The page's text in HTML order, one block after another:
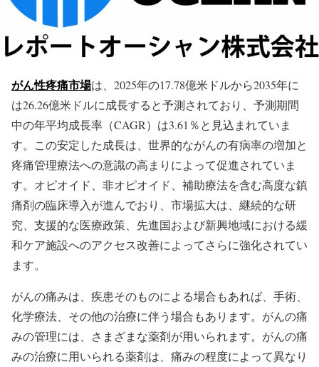
がん性疼痛市場は、2025年の17.78億米ドルから2035年に
は26.26億米ドルに成長すると予測されており、予測期間
中の年平均成長率（CAGR）は3.61％と見込まれていま
す。この安定した成長は、世界的ながんの有病率の増加と
疼痛管理療法への意識の高まりによって促進されていま
す。オピオイド、非オピオイド、補助療法を含む高度な鎮
痛剤の臨床導入が進んでおり、市場拡大は、継続的な研
究、支援的な医療政策、先進国および新興地域における緩
和ケア施設へのアクセス改善によってさらに強化されてい
ます。
がんの痛みは、疾患そのものによる場合もあれば、手術、
化学療法、その他の治療に伴う場合もあります。がんの痛
みの管理には、さまざまな薬剤が用いられます。がんの痛
みの治療に用いられる薬剤は、痛みの程度によって異なり